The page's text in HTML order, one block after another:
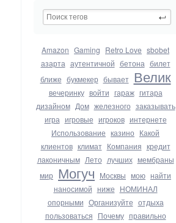
Amazon Gaming Retro Love sbobet
азарта аутентичной бетона билет
ближе букмекер бывает Велик
вечеринку войти гараж гитара
дизайном Дом железного заказывать
игра игровые игроков интернете
Использование казино Какой
клиентов климат Компания кредит
лаконичным Лето лучших мембраны
мир Могуч Москвы мою найти
наносимой ниже НОМИНАЛ
опорными Организуйте отдыха
пользоваться Почему правильно